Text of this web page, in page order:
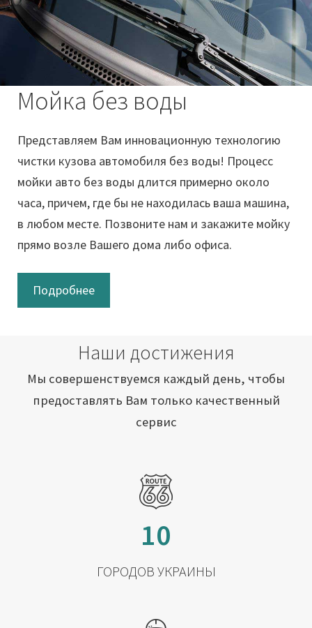
Мойка без воды
Представляем Вам инновационную технологию
чистки кузова автомобиля без воды! Процесс
мойки авто без воды длится примерно около
часа, причем, где бы не находилась ваша машина,
в любом месте. Позвоните нам и закажите мойку
прямо возле Вашего дома либо офиса.
Подробнее
Наши достижения
Мы совершенствуемся каждый день, чтобы
предоставлять Вам только качественный
сервис
10
ГОРОДОВ УКРАИНЫ